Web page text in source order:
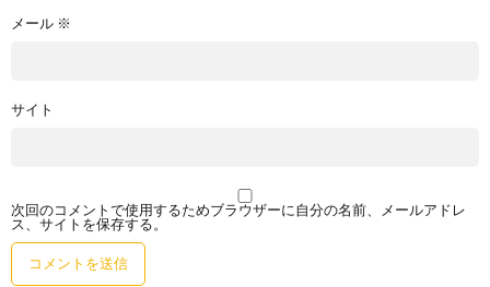
メール ※
サイト
次回のコメントで使用するためブラウザーに自分の名前、メールアドレ
ス、サイトを保存する。